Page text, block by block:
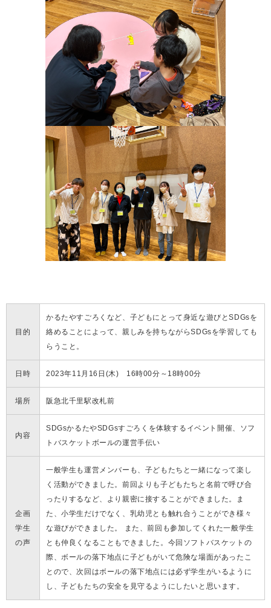
目的
かるたやすごろくなど、子どもにとって身近な遊びとSDGsを
絡めることによって、親しみを持ちながらSDGsを学習しても
らうこと。
日時 2023年11月16日(木) 16時00分～18時00分
場所 阪急北千里駅改札前
内容
SDGsかるたやSDGsすごろくを体験するイベント開催、ソフ
トバスケットボールの運営手伝い
企画
学生
の声
一般学生も運営メンバーも、子どもたちと一緒になって楽し
く活動ができました。前回よりも子どもたちと名前で呼び合
ったりするなど、より親密に接することができました。ま
た、小学生だけでなく、乳幼児とも触れ合うことができ様々
な遊びができました。 また、前回も参加してくれた一般学生
とも仲良くなることもできました。今回ソフトバスケットの
際、ボールの落下地点に子どもがいて危険な場面があったこ
とので、次回はボールの落下地点には必ず学生がいるように
し、子どもたちの安全を見守るようにしたいと思います。